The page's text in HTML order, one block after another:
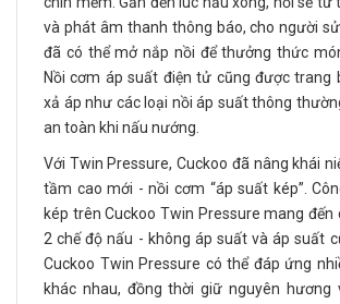
và phát âm thanh thông báo, cho người
đã có thể mở nắp nồi để thưởng thức
Nồi cơm áp suất điện tử cũng được trang
xả áp như các loại nồi áp suất thông
an toàn khi nấu nướng.
Với Twin Pressure, Cuckoo đã nâng khái
tầm cao mới - nồi cơm “áp suất kép”.
kép trên Cuckoo Twin Pressure mang đến
2 chế độ nấu - không áp suất và áp suất
Cuckoo Twin Pressure có thể đáp ứng
khác nhau, đồng thời giữ nguyên hương